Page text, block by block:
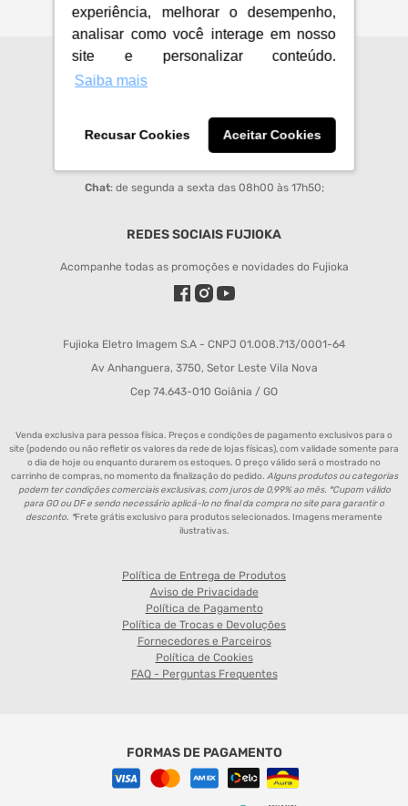
experiência, melhorar o desempenho,
analisar como você interage em nosso
site e personalizar conteúdo.
Saiba mais
Recusar Cookies Aceitar Cookies
CENTRAL DE ATENDIMENTO
sac@fujioka.inf.br
Horário de Atendimento:
Chat: de segunda a sexta das 08h00 às 17h50;
REDES SOCIAIS FUJIOKA
Acompanhe todas as promoções e novidades do Fujioka
Fujioka Eletro Imagem S.A - CNPJ 01.008.713/0001-64
Av Anhanguera, 3750, Setor Leste Vila Nova
Cep 74.643-010 Goiânia / GO
Venda exclusiva para pessoa física. Preços e condições de pagamento exclusivos para o
site (podendo ou não refletir os valores da rede de lojas físicas), com validade somente para
o dia de hoje ou enquanto durarem os estoques. O preço válido será o mostrado no
carrinho de compras, no momento da finalização do pedido. Alguns produtos ou categorias
podem ter condições comerciais exclusivas, com juros de 0,99% ao mês. *Cupom válido
para GO ou DF e sendo necessário aplicá-lo no final da compra no site para garantir o
desconto. *Frete grátis exclusivo para produtos selecionados. Imagens meramente
ilustrativas.
Política de Entrega de Produtos
Aviso de Privacidade
Política de Pagamento
Política de Trocas e Devoluções
Fornecedores e Parceiros
Política de Cookies
FAQ - Perguntas Frequentes
FORMAS DE PAGAMENTO